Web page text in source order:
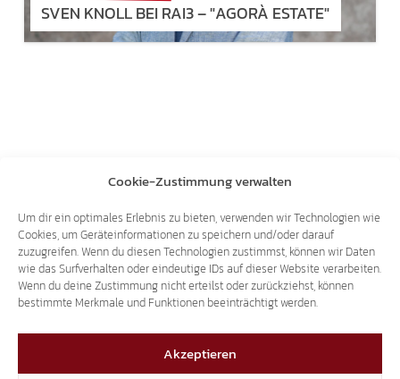
Cookie-Zustimmung verwalten
Um dir ein optimales Erlebnis zu bieten, verwenden wir Technologien wie
Cookies, um Geräteinformationen zu speichern und/oder darauf
zuzugreifen. Wenn du diesen Technologien zustimmst, können wir Daten
wie das Surfverhalten oder eindeutige IDs auf dieser Website verarbeiten.
Wenn du deine Zustimmung nicht erteilst oder zurückziehst, können
bestimmte Merkmale und Funktionen beeinträchtigt werden.
Akzeptieren
SVEN KNOLL BEI RAI3 – "AGORÀ ESTATE"